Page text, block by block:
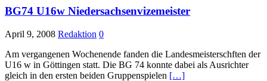
BG74 U16w Niedersachsenvizemeister
April 9, 2008 Redaktion 0
Am vergangenen Wochenende fanden die Landesmeisterschften der
U16 w in Göttingen statt. Die BG 74 konnte dabei als Ausrichter
gleich in den ersten beiden Gruppenspielen […]